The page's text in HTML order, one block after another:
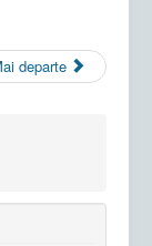
departe